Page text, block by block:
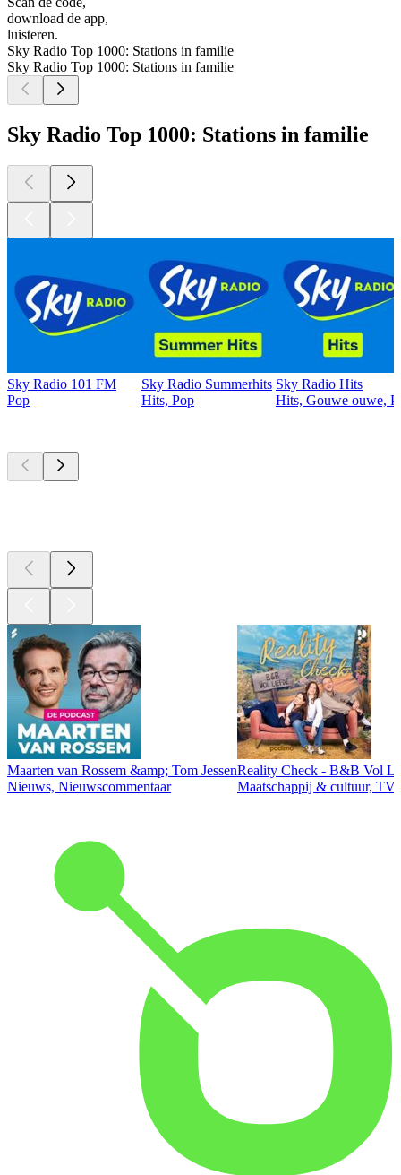
download de app,
luisteren.
Sky Radio Top 1000: Stations in familie
Sky Radio Top 1000: Stations in familie
Sky Radio Top 1000: Stations in familie
Sky Radio 101 FM
Pop
Sky Radio Summerhits
Hits, Pop
Sky Radio Hits
Hits, Gouwe ouwe,
Maarten van Rossem &amp; Tom Jessen
Nieuws, Nieuwscommentaar
Reality Check - B&B Vol
Maatschappij & cultuur,